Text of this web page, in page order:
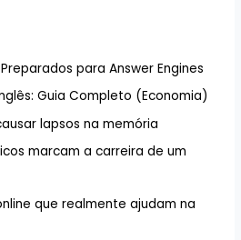
para Answer Engines
Guia Completo (Economia)
lapsos na memória
marcam a carreira de um
que realmente ajudam na